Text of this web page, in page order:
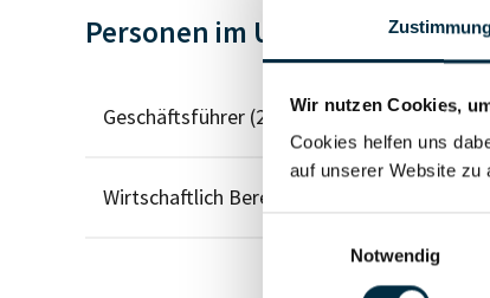
Wir nutzen Cookies,
Cookies helfen uns
auf unserer Website zu
Notwendig
Personen im Unternehmen
Geschäftsführer (2)
Wirtschaftlich Berechtigter